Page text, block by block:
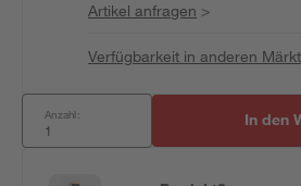
Artikel anfragen >
Verfügbarkeit in anderen
Anzahl: In den